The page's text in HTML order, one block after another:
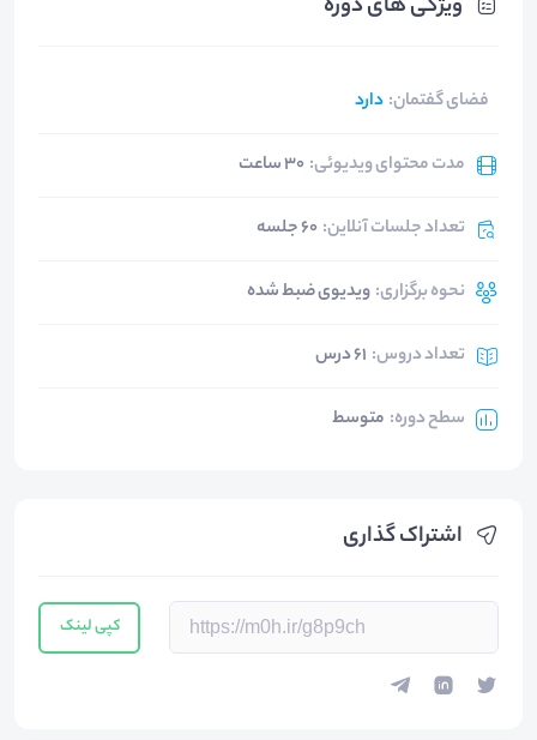
ویژگی های دوره
فضای گفتمان: دارد
مدت محتوای ویدیوئی: 30 ساعت
تعداد جلسات آنلاین: 60 جلسه
نحوه برگزاری: ویدیوی ضبط شده
تعداد دروس: 61 درس
سطح دوره: متوسط
اشتراک گذاری
کپی لینک